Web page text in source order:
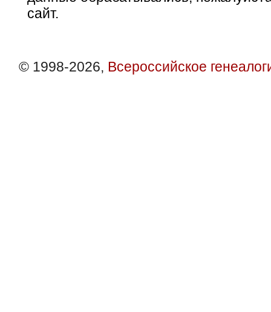
сайт.
© 1998-2026, Всероссийское